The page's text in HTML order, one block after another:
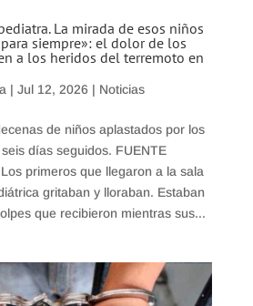
La mirada de esos niños
siempre»: el dolor de los
a los heridos del terremoto en
| Jul 12, 2026 | Noticias
de niños aplastados por los
días seguidos. FUENTE
primeros que llegaron a la sala
gritaban y lloraban. Estaban
que recibieron mientras sus...